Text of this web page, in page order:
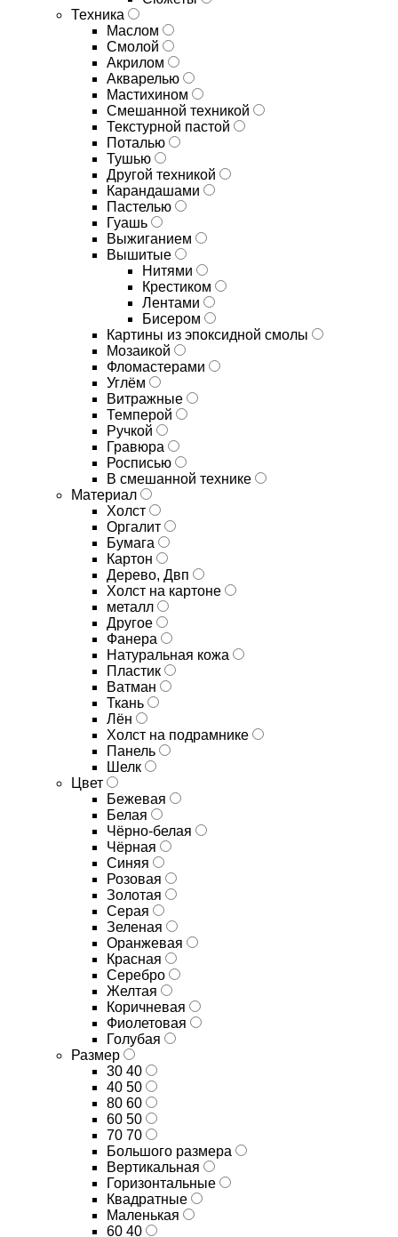
Техника
Маслом
Смолой
Акрилом
Акварелью
Мастихином
Смешанной техникой
Текстурной пастой
Поталью
Тушью
Другой техникой
Карандашами
Пастелью
Гуашь
Выжиганием
Вышитые
Нитями
Крестиком
Лентами
Бисером
Картины из эпоксидной смолы
Мозаикой
Фломастерами
Углём
Витражные
Темперой
Ручкой
Гравюра
Росписью
В смешанной технике
Материал
Холст
Оргалит
Бумага
Картон
Дерево, Двп
Холст на картоне
металл
Другое
Фанера
Натуральная кожа
Пластик
Ватман
Ткань
Лён
Холст на подрамнике
Панель
Шелк
Цвет
Бежевая
Белая
Чёрно-белая
Чёрная
Синяя
Розовая
Золотая
Серая
Зеленая
Оранжевая
Красная
Серебро
Желтая
Коричневая
Фиолетовая
Голубая
Размер
30 40
40 50
80 60
60 50
70 70
Большого размера
Вертикальная
Горизонтальные
Квадратные
Маленькая
60 40